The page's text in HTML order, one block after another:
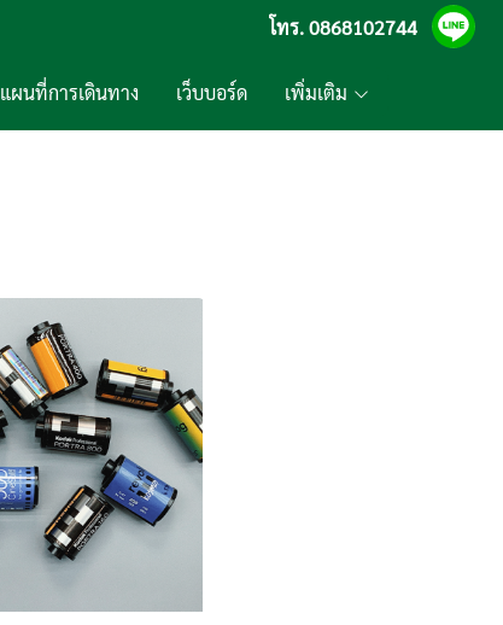
โทร.0868102744
แผนที่การเดินทาง เว็บบอร์ด เพิ่มเติม